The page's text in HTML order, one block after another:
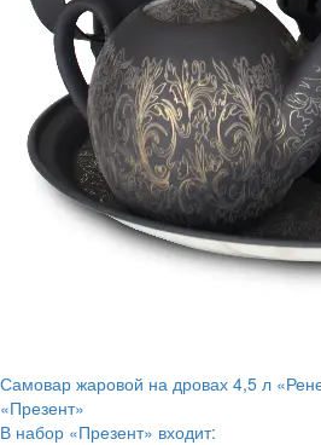
Самовар жаровой на дровах 4,5 л
«Презент»
В набор «Презент» входит: